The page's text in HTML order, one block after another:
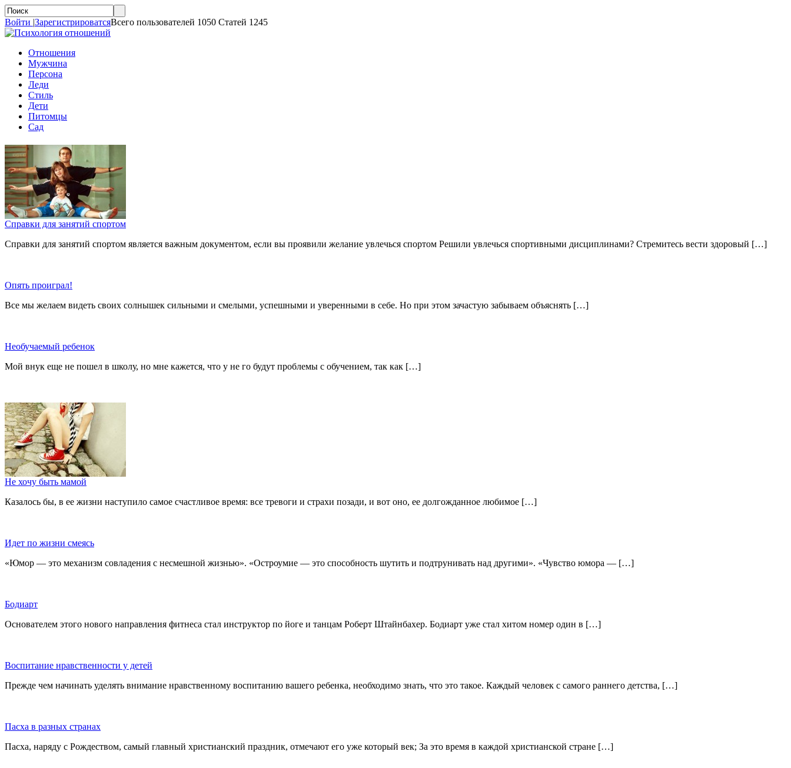
Войти |ЗарегистрироватсяВсего пользователей 1050 Статей 1245
Отношения
Мужчина
Персона
Леди
Стиль
Дети
Питомцы
Сад
Справки для занятий спортом
Справки для занятий спортом является важным документом, если вы проявили желание увлечься спортом Решили увлечься спортивными дисциплинами? Стремитесь вести здоровый […]
Опять проиграл!
Все мы желаем видеть своих солнышек сильными и смелыми, успешными и уверенными в себе. Но при этом зачастую забываем объяснять […]
Необучаемый ребенок
Мой внук еще не пошел в школу, но мне кажется, что у не го будут проблемы с обучением, так как […]
Не хочу быть мамой
Казалось бы, в ее жизни наступило самое счастливое время: все тревоги и страхи позади, и вот оно, ее долгожданное любимое […]
Идет по жизни смеясь
«Юмор — это механизм совладения с несмешной жизнью». «Остроумие — это способность шутить и подтрунивать над другими». «Чувство юмора — […]
Бодиарт
Основателем этого нового направления фитнеса стал инструктор по йоге и танцам Роберт Штайнбахер. Бодиарт уже стал хитом номер один в […]
Воспитание нравственности у детей
Прежде чем начинать уделять внимание нравственному воспитанию вашего ребенка, необходимо знать, что это такое. Каждый человек с самого раннего детства, […]
Пасха в разных странах
Пасха, наряду с Рождеством, самый главный христианский праздник, отмечают его уже который век; За это время в каждой христианской стране […]